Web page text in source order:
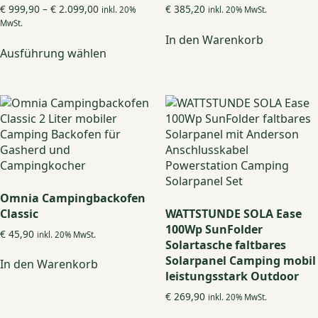
€ 999,90 – € 2.099,00Preisspanne:
€ 2.099,00
inkl. 20%
MwSt.
Ausführung wählen
Varianten
auf.
Die
der
Produktseite
€385,20 inkl. 20% MwSt.
In den Warenkorb
Omnia Campingbackofen
Classic
€ 45,90 inkl. 20% MwSt.
In den Warenkorb
WATTSTUNDE SOLA Ease
100Wp SunFolder
Solartasche faltbares
Solarpanel Camping mobil
leistungsstark Outdoor
€269,90 inkl. 20% MwSt.